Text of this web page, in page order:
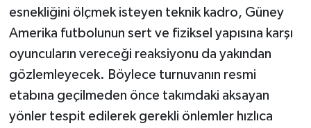
esnekliğini ölçmek isteyen teknik kadro, Güney
Amerika futbolunun sert ve fiziksel yapısına karşı
oyuncuların vereceği reaksiyonu da yakından
gözlemleyecek. Böylece turnuvanın resmi
etabına geçilmeden önce takımdaki aksayan
yönler tespit edilerek gerekli önlemler hızlıca